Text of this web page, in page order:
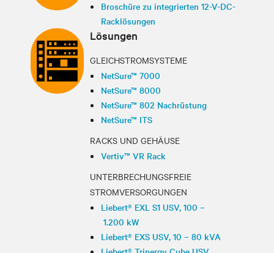
Broschüre zu integrierten 12-V-DC-
Racklösungen
Lösungen
GLEICHSTROMSYSTEME
NetSure™ 7000
NetSure™ 8000
NetSure™ 802 Nachrüstung
NetSure™ ITS
RACKS UND GEHÄUSE
Vertiv™ VR Rack
UNTERBRECHUNGSFREIE
STROMVERSORGUNGEN
Liebert® EXL S1 USV, 100 –
1.200 kW
Liebert® EXS USV, 10 – 80 kVA